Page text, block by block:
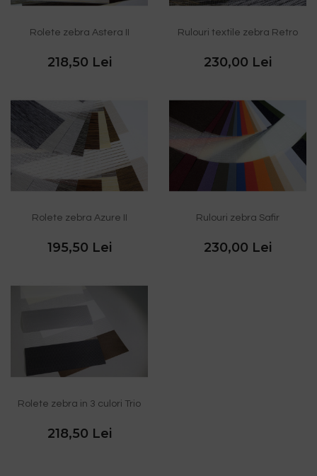
Rolete zebra Astera II
218,50 Lei
Rulouri textile zebra Retro
230,00 Lei
Rolete zebra Azure II
195,50 Lei
Rulouri zebra Safir
230,00 Lei
Rolete zebra in 3 culori Trio
218,50 Lei